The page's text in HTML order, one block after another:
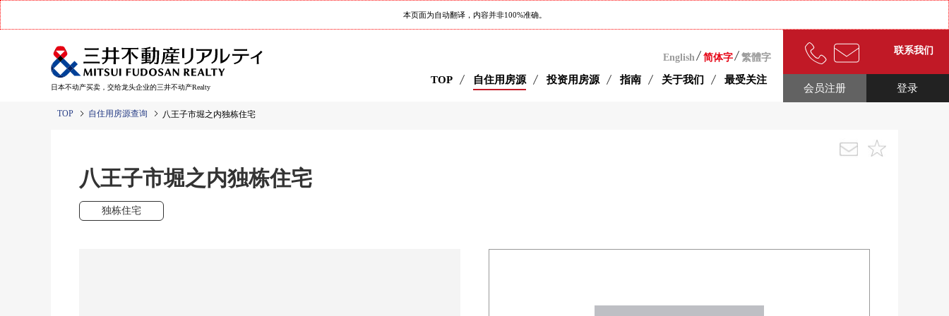
本页面为自动翻译，内容并非100%准确。
日本不动产买卖，交给龙头企业的三井不动产Realty
English 简体字 繁體字
TOP 自住用房源 投资用房源 指南 关于我们 最受关注
联系我们
登录
会员注册
TOP 自住用房源查询 八王子市堀之内独栋住宅
八王子市堀之内独栋住宅
独栋住宅